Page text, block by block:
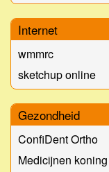
Internet
wmmrc
sketchup online
Gezondheid
ConfiDent Ortho
Medicijnen koning